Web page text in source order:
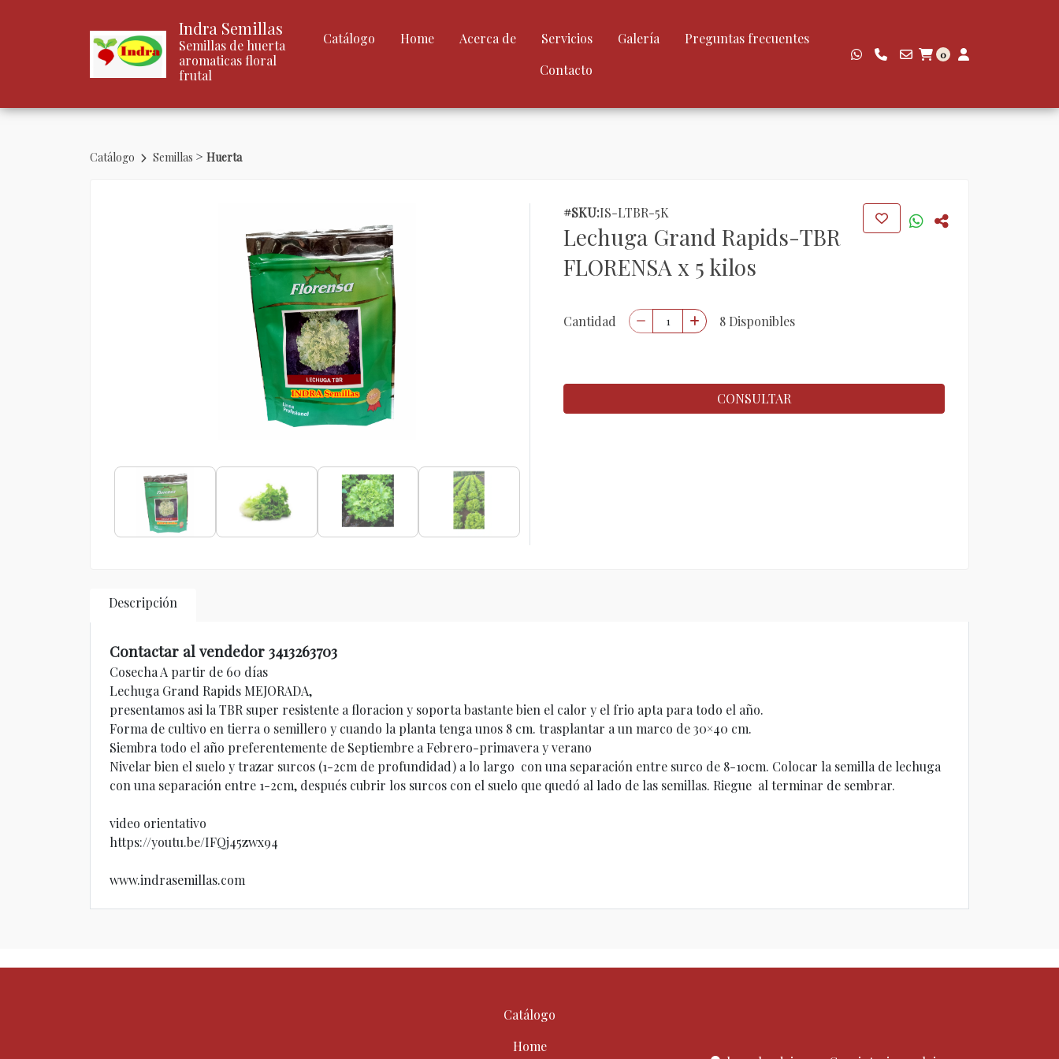
Indra Semillas
Semillas de huerta
aromaticas floral
frutal
Catálogo Home Acerca de Servicios Galería
Preguntas frecuentes
Contacto
0
Catálogo Semillas > Huerta
#SKU:IS-LTBR-5K
Lechuga Grand Rapids-TBR
FLORENSA x 5 kilos
Cantidad 8 Disponibles
CONSULTAR
Descripción
Contactar al vendedor 3413263703
Cosecha A partir de 60 días
Lechuga Grand Rapids MEJORADA,
presentamos asi la TBR super resistente a floracion y soporta bastante bien el calor y el frio apta para todo el año.
Forma de cultivo en tierra o semillero y cuando la planta tenga unos 8 cm. trasplantar a un marco de 30×40 cm.
Siembra todo el año preferentemente de Septiembre a Febrero-primavera y verano
Nivelar bien el suelo y trazar surcos (1-2cm de profundidad) a lo largo con una separación entre surco de 8-10cm. Colocar la semilla de lechuga
con una separación entre 1-2cm, después cubrir los surcos con el suelo que quedó al lado de las semillas. Riegue al terminar de sembrar.
video orientativo
https://youtu.be/IFQj45zwx94
www.indrasemillas.com
Catálogo
Home